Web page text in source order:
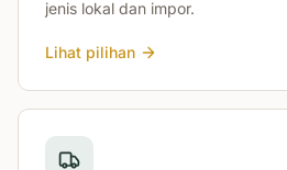
jenis lokal dan impor.
Lihat pilihan